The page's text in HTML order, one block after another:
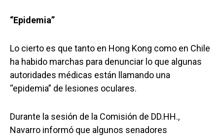
“Epidemia”
Lo cierto es que tanto en Hong Kong como en Chile
ha habido marchas para denunciar lo que algunas
autoridades médicas están llamando una
“epidemia” de lesiones oculares.
Durante la sesión de la Comisión de DD.HH.,
Navarro informó que algunos senadores